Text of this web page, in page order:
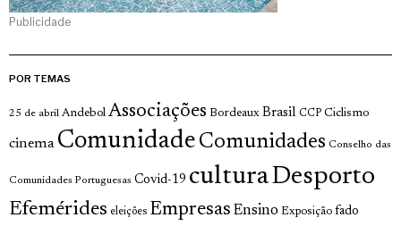
Publicidade
POR TEMAS
25 de abril Andebol Associações Bordeaux Brasil CCP Ciclismo
cinema Comunidade Comunidades Conselho das
Comunidades Portuguesas Covid-19 culturaDesporto
Efemérides eleições Empresas Ensino Exposição fado